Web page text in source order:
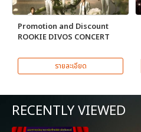
Promotion and Discount
ROOKIE DIVOS CONCERT
รายละเอียด
RECENTLY VIEWED